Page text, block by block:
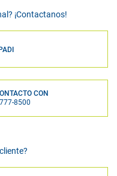
¡Contactanos!
CON
8500